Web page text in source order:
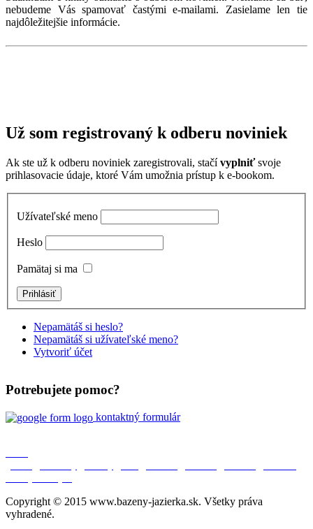
nebudeme Vás spamovať častými e-mailami. Zasielame len tie
najdôležitejšie informácie.
Už som registrovaný k odberu noviniek
Ak ste už k odberu noviniek zaregistrovali, stačívyplniťsvoje
prihlasovacie údaje, ktoré Vám umožnia prístup k e-bookom.
Užívateľské meno
Heslo
Pamätaj si ma
Nepamätáš si heslo?
Nepamätáš si užívateľské meno?
Vytvoriť účet
Potrebujete pomoc?
kontaktný formulár
Copyright © 2015 www.bazeny-jazierka.sk. Všetky práva
vyhradené.